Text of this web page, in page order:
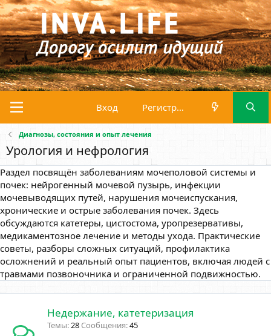
Вход Регистрация
Диагнозы, состояния и опыт лечения
Урология и нефрология
Раздел посвящён заболеваниям мочеполовой системы и
почек: нейрогенный мочевой пузырь, инфекции
мочевыводящих путей, нарушения мочеиспускания,
хронические и острые заболевания почек. Здесь
обсуждаются катетеры, цистостома, уропрезервативы,
медикаментозное лечение и методы ухода. Практические
советы, разборы сложных ситуаций, профилактика
осложнений и реальный опыт пациентов, включая людей с
травмами позвоночника и ограниченной подвижностью.
Недержание, катетеризация
Темы 28 Сообщения 45